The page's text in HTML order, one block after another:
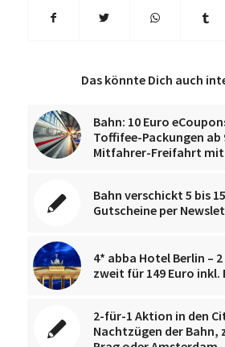
Das könnte Dich auch
Bahn: 10 Euro
Toffifee-Packungen ab
Mitfahrer-Freifahrt mit
Bahn verschickt 5 bis
Gutscheine per
4* abba Hotel Berlin –
zweit für 149 Euro inkl.
2-für-1 Aktion in den
Nachtzügen der Bahn,